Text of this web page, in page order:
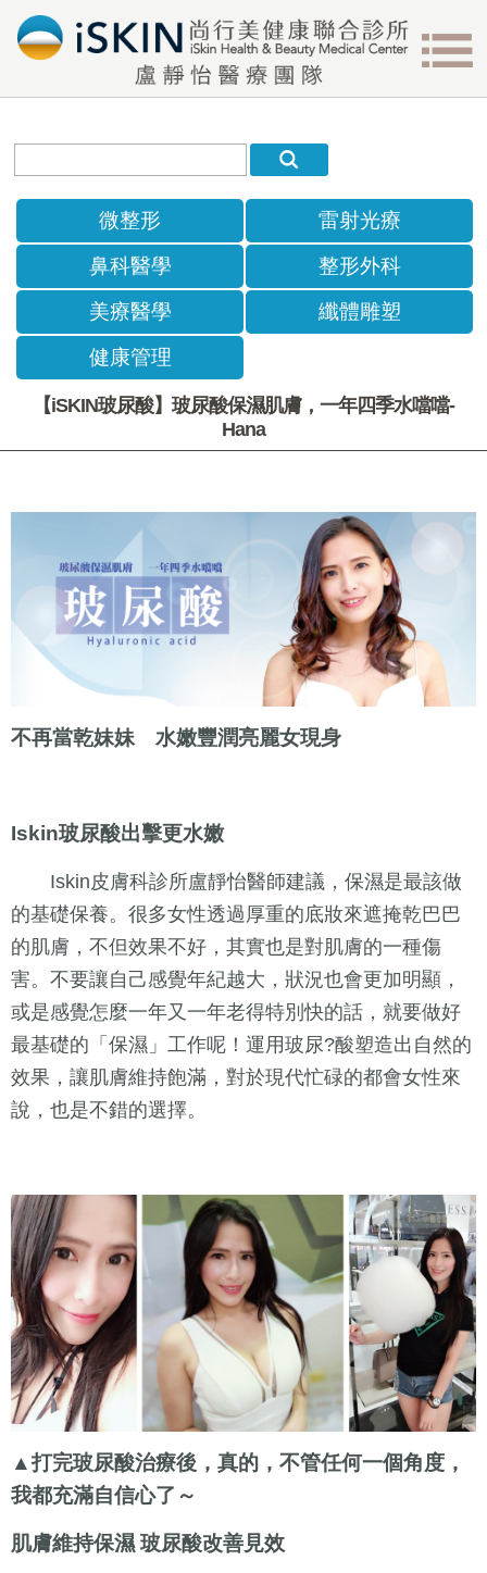
微整形
鼻科醫學
美療醫學
健康管理
雷射光療
整形外科
纖體雕塑
【iSKIN玻尿酸】玻尿酸保濕肌膚，一年四季水噹噹-
Hana
不再當乾妹妹 水嫩豐潤亮麗女現身
Iskin玻尿酸出擊更水嫩
Iskin皮膚科診所盧靜怡醫師建議，保濕是最該做
的基礎保養。很多女性透過厚重的底妝來遮掩乾巴巴
的肌膚，不但效果不好，其實也是對肌膚的一種傷
害。不要讓自己感覺年紀越大，狀況也會更加明顯，
或是感覺怎麼一年又一年老得特別快的話，就要做好
最基礎的「保濕」工作呢！運用玻尿?酸塑造出自然的
效果，讓肌膚維持飽滿，對於現代忙碌的都會女性來
說，也是不錯的選擇。
▲打完玻尿酸治療後，真的，不管任何一個角度，
我都充滿自信心了～
肌膚維持保濕 玻尿酸改善見效